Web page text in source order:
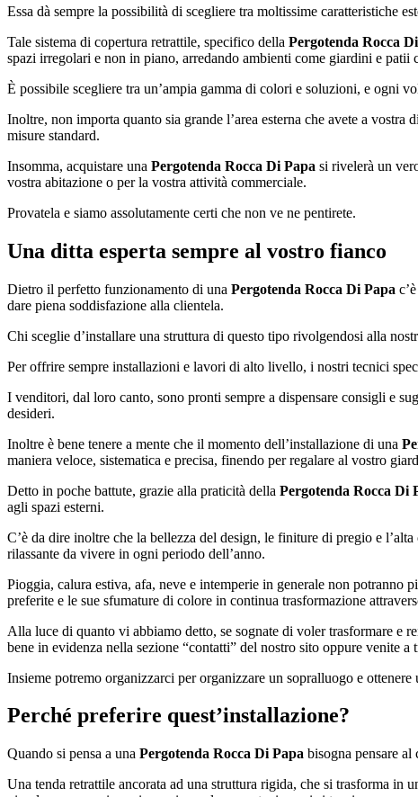
Essa dà sempre la possibilità di scegliere tra moltissime caratteristiche
Tale sistema di copertura retrattile, specifico della Pergotenda Rocca
spazi irregolari e non in piano, arredando ambienti come giardini e patii
È possibile scegliere tra un’ampia gamma di colori e soluzioni, e ogni
Inoltre, non importa quanto sia grande l’area esterna che avete a
misure standard.
Insomma, acquistare una Pergotenda Rocca Di Papa si rivelerà un
vostra abitazione o per la vostra attività commerciale.
Provatela e siamo assolutamente certi che non ve ne pentirete.
Una ditta esperta sempre al vostro fianco
Dietro il perfetto funzionamento di una Pergotenda Rocca Di Papa
dare piena soddisfazione alla clientela.
Chi sceglie d’installare una struttura di questo tipo rivolgendosi alla
Per offrire sempre installazioni e lavori di alto livello, i nostri tecnici
I venditori, dal loro canto, sono pronti sempre a dispensare consigli e
desideri.
Inoltre è bene tenere a mente che il momento dell’installazione di una
maniera veloce, sistematica e precisa, finendo per regalare al vostro
Detto in poche battute, grazie alla praticità della Pergotenda Rocca Di
agli spazi esterni.
C’è da dire inoltre che la bellezza del design, le finiture di pregio e
rilassante da vivere in ogni periodo dell’anno.
Pioggia, calura estiva, afa, neve e intemperie in generale non
preferite e le sue sfumature di colore in continua trasformazione
Alla luce di quanto vi abbiamo detto, se sognate di voler trasformare e
bene in evidenza nella sezione “contatti” del nostro sito oppure venite a
Insieme potremo organizzarci per organizzare un sopralluogo e
Perché preferire quest’installazione?
Quando si pensa a una Pergotenda Rocca Di Papa bisogna pensare
Una tenda retrattile ancorata ad una struttura rigida, che si trasforma in